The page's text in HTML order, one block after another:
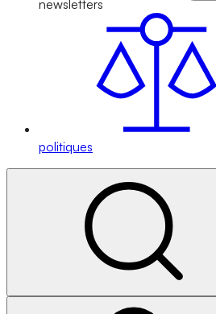
newsletters
politiques